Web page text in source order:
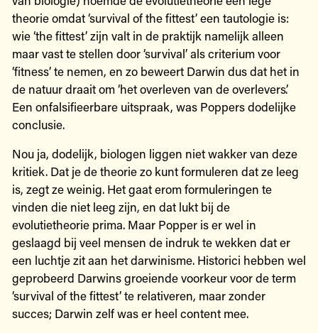
theorie omdat ‘survival of the fittest’ een tautologie is:
wie ‘the fittest’ zijn valt in de praktijk namelijk alleen
maar vast te stellen door ‘survival’ als criterium voor
‘fitness’ te nemen, en zo beweert Darwin dus dat het in
de natuur draait om ‘het overleven van de overlevers’.
Een onfalsifieerbare uitspraak, was Poppers dodelijke
conclusie.
Nou ja, dodelijk, biologen liggen niet wakker van deze
kritiek. Dat je de theorie zo kunt formuleren dat ze leeg
is, zegt ze weinig. Het gaat erom formuleringen te
vinden die niet leeg zijn, en dat lukt bij de
evolutietheorie prima. Maar Popper is er wel in
geslaagd bij veel mensen de indruk te wekken dat er
een luchtje zit aan het darwinisme. Historici hebben wel
geprobeerd Darwins groeiende voorkeur voor de term
‘survival of the fittest’ te relativeren, maar zonder
succes; Darwin zelf was er heel content mee.